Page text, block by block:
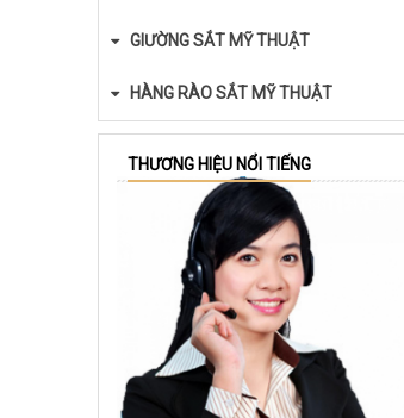
GIƯỜNG SẮT MỸ THUẬT
HÀNG RÀO SẮT MỸ THUẬT
THƯƠNG HIỆU NỔI TIẾNG